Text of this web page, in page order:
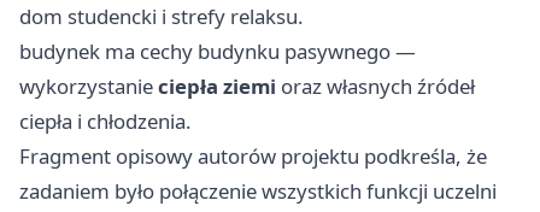
dom studencki i strefy relaksu.
budynek ma cechy budynku pasywnego —
wykorzystanieciepła ziemi oraz własnych źródeł
ciepła i chłodzenia.
Fragment opisowy autorów projektu podkreśla, że
zadaniem było połączenie wszystkich funkcji uczelni